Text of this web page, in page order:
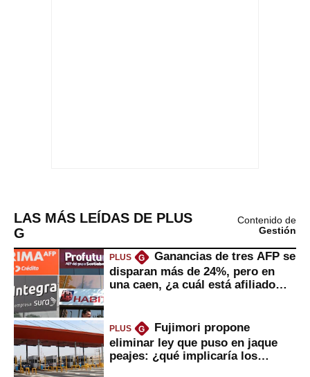
LAS MÁS LEÍDAS DE PLUS
G
Contenido de
Gestión
PLUS G
Ganancias de tres AFP se
disparan más de 24%, pero en
una caen, ¿a cuál está afiliado
PLUS G
Fujimori propone
eliminar ley que puso en jaque
peajes: ¿qué implicaría los